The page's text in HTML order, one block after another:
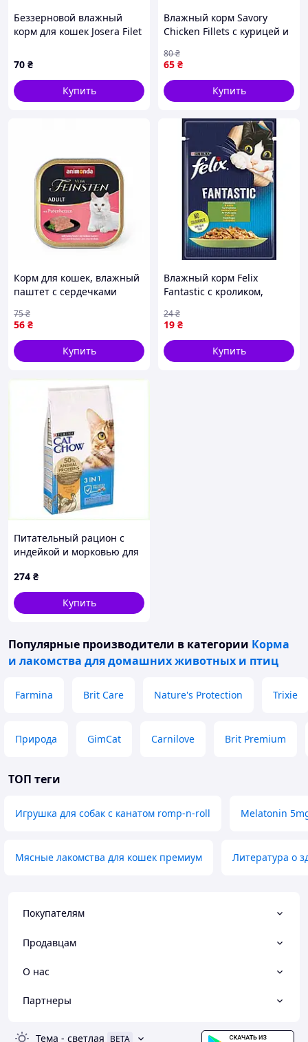
Беззерновой влажный
корм для кошек Josera Filet
кусочки куриного филе и
говядины в сочном
бульоне
70 ₴
Купить
Влажный корм Savory
Chicken Fillets с курицей и
взрослых кошек 70 г
65 ₴
80₴
Купить
Корм для кошек, влажный
паштет с сердечками
Feinsten Adult Turkey
hearts, 100 г
56 ₴
75₴
Купить
Влажный корм Felix
Fantastic с кроликом,
взрослых кошек 85 г
19 ₴
24₴
Купить
Питательный рацион с
индейкой и морковью для
8H81896E9
274 ₴
Купить
Популярные производители в категории Корма
и лакомства для домашних животных и птиц
Farmina Brit Care Nature's Protection Trixie
Природа GimCat Carnilove Brit Premium
ТОП теги
Игрушка для собак с канатом romp-n-roll Melatonin
Мясные лакомства для кошек премиум Литература о
Покупателям
Продавцам
О нас
Партнеры
Тема - светлая BETA